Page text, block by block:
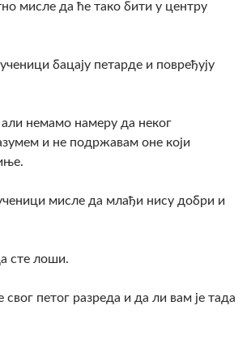
мисле да ће тако бити у центру
бацају петарде и повређују
али немамо намеру да неког
и не подржавам оне који
мисле да млађи нису добри и
сте лоши.
свог петог разреда и да ли вам је тада